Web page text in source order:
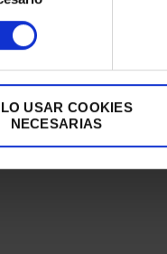
USAR COOKIES
NECESARIAS